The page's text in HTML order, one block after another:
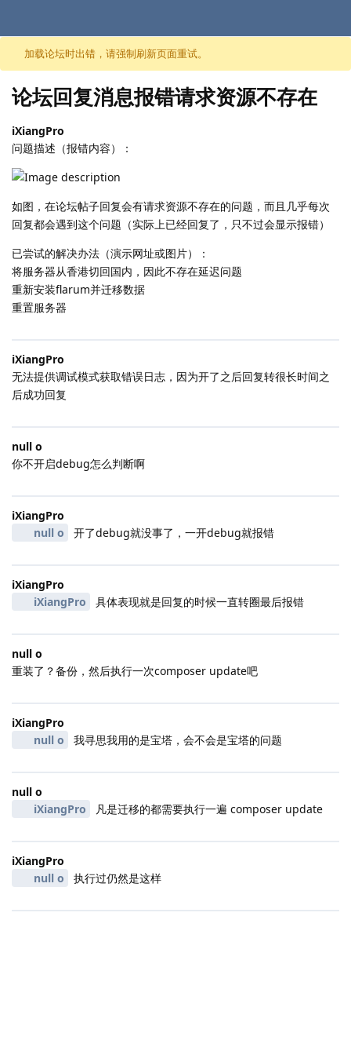
跳至内容
加载论坛时出错，请强制刷新页面重试。
论坛回复消息报错请求资源不存在
iXiangPro
问题描述（报错内容）：
如图，在论坛帖子回复会有请求资源不存在的问题，而且几乎每次
回复都会遇到这个问题（实际上已经回复了，只不过会显示报错）
已尝试的解决办法（演示网址或图片）：
将服务器从香港切回国内，因此不存在延迟问题
重新安装flarum并迁移数据
重置服务器
iXiangPro
无法提供调试模式获取错误日志，因为开了之后回复转很长时间之
后成功回复
null o
你不开启debug怎么判断啊
iXiangPro
null o
开了debug就没事了，一开debug就报错
iXiangPro
iXiangPro
具体表现就是回复的时候一直转圈最后报错
null o
重装了？备份，然后执行一次composer update吧
iXiangPro
null o
我寻思我用的是宝塔，会不会是宝塔的问题
null o
iXiangPro
凡是迁移的都需要执行一遍 composer update
iXiangPro
null o
执行过仍然是这样